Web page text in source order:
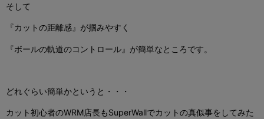
そして
『カットの距離感』が掴みやすく
『ボールの軌道のコントロール』が簡単なところです。
どれぐらい簡単かというと・・・
カット初心者のWRM店長もSuperWallでカットの真似事をしてみた